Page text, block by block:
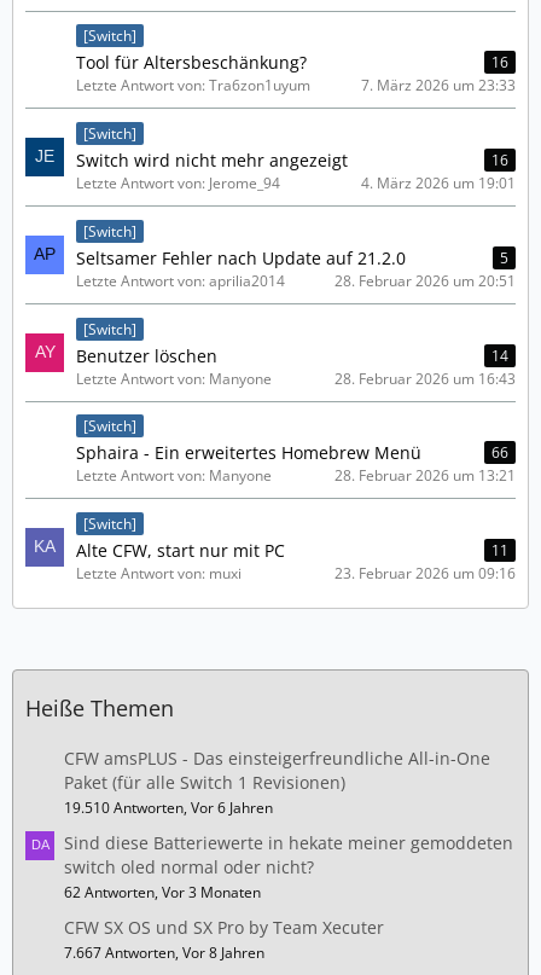
[Switch]
Tool für Altersbeschänkung?
16
Letzte Antwort von: Tra6zon1uyum
7. März 2026 um 23:33
[Switch]
Switch wird nicht mehr angezeigt
16
Letzte Antwort von: Jerome_94
4. März 2026 um 19:01
[Switch]
Seltsamer Fehler nach Update auf 21.2.0
5
Letzte Antwort von: aprilia2014
28. Februar 2026 um 20:51
[Switch]
Benutzer löschen
14
Letzte Antwort von: Manyone
28. Februar 2026 um 16:43
[Switch]
Sphaira - Ein erweitertes Homebrew Menü
66
Letzte Antwort von: Manyone
28. Februar 2026 um 13:21
[Switch]
Alte CFW, start nur mit PC
11
Letzte Antwort von: muxi
23. Februar 2026 um 09:16
Heiße Themen
CFW amsPLUS - Das einsteigerfreundliche All-in-One
Paket (für alle Switch 1 Revisionen)
19.510 Antworten, Vor 6 Jahren
Sind diese Batteriewerte in hekate meiner gemoddeten
switch oled normal oder nicht?
62 Antworten, Vor 3 Monaten
CFW SX OS und SX Pro by Team Xecuter
7.667 Antworten, Vor 8 Jahren